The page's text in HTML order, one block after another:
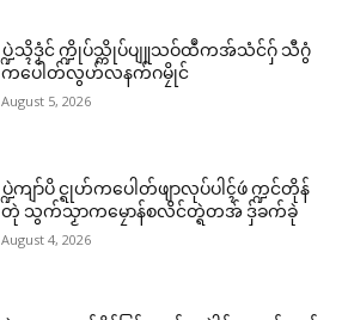
ပ္ဍဲသ္ၚိဒၟံင် က္ဍိုပ်သ္ကိုပ်ပျူသဝ်ထဳကအ်သံင်ဂှ် သီဂွံ
ကပေါတ်လွဟ်လနက်ဂမၠိုင်
August 5, 2026
ပ္ဍဲကျာ်ပိ င္ရုဟ်ကပေါတ်ဖျာလုပ်ပါၚ်ဖဴ က္ဍင်တိုန်
တုဲ သွက်သၟာကမၠောန်စလိင်တ္ရဲတအ် ဒှ်ခက်ခုဲ
August 4, 2026